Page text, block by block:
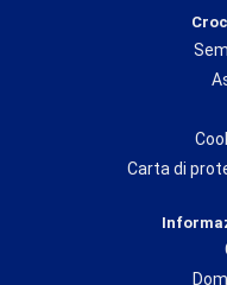
Carta di